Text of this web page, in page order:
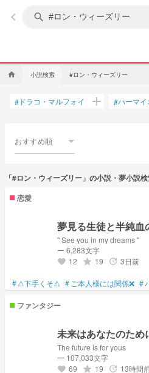
keyboard_arrow_left search
home 小説検索 #ロン・ウィーズリー
# ドラコ・マルフォイ add #ハーマ
おすすめ順
「#ロン・ウィーズリー」の小説・夢小説
恋愛
夢見る生徒と半純血
" See you in my dreams "
ー 6,283文字
favorite 12 grade 19 update 3日前
#⚠下手くそ⚠ # ご本人様には関係❌ #
ファンタジー
未来はあなたのため
The future is for yous
ー 107,033文字
favorite 69 grade 19 update 13時間